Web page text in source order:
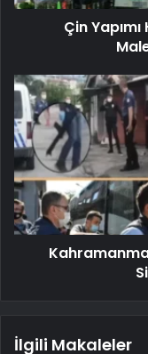
Çin
İlgili Makaleler